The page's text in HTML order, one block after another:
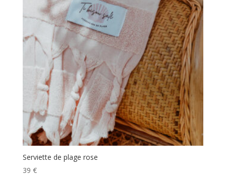
Serviette de plage rose
39 €